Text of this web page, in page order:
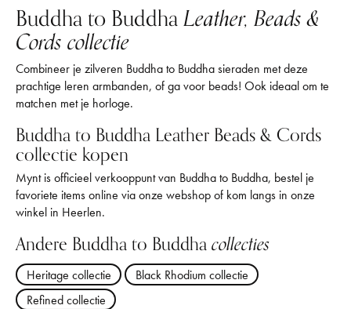
Buddha to BuddhaLeather, Beads &
Cords collectie
Combineer je zilveren Buddha to Buddha sieraden met deze
prachtige leren armbanden, of ga voor beads! Ook ideaal om te
matchen met je horloge.
Buddha to Buddha Leather Beads & Cords
collectie kopen
Mynt is officieel verkooppunt van Buddha to Buddha, bestel je
favoriete items online via onze webshop of kom langs in onze
winkel in Heerlen.
Andere Buddha to Buddhacollecties
Heritage collectie
Black Rhodium collectie
Refined collectie